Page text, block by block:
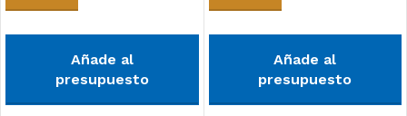
Añade al
presupuesto
Añade al
presupuesto